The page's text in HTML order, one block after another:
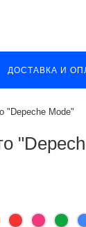
ДОСТАВКА И
"Depeche Mode"